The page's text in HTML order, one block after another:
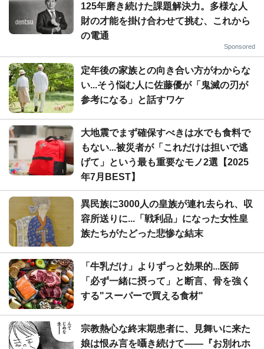
125年磨き続けた課題解決力。多様な人
財の才能を掛け合わせて挑む、これから
の電通
Sponsored
定年後の家族との向き合い方がわからな
い...そう悩む人に佐藤優が「鬼滅の刃が
参考になる」と話すワケ
大地震でまず確保すべきは水でも食料で
もない...被災者が「これだけは担いで逃
げて」という最も重要なモノ2選【2025
年7月BEST】
異民族に3000人の皇族が連れ去られ、収
容所送りに...「戦利品」になった女性皇
族たちがたどった悲惨な結末
「牛乳だけ」よりずっと効果的...医師
「必ず一緒に摂って」と断言、骨を強く
する"スーパーで買える食材"
宗教熱心な終末期患者に、見舞いに来た
娘は恨み言を囁き続けて――『お別れホ